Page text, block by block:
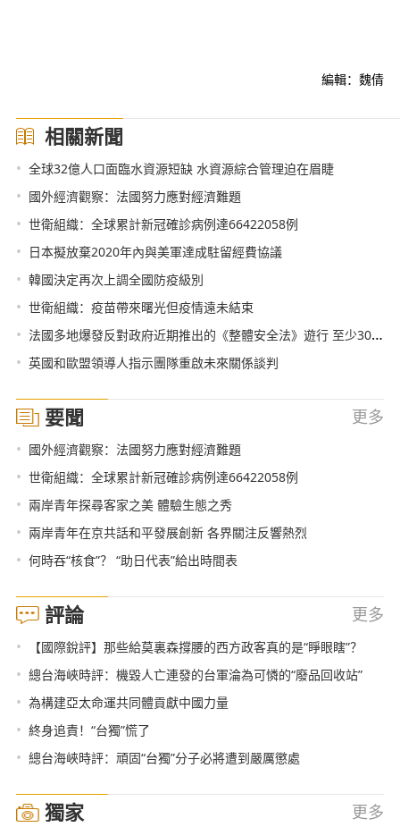
編輯：魏倩
相關新聞
• 全球32億人口面臨水資源短缺 水資源綜合管理迫在眉睫
• 國外經濟觀察：法國努力應對經濟難題
• 世衛組織：全球累計新冠確診病例達66422058例
• 日本擬放棄2020年內與美軍達成駐留經費協議
• 韓國決定再次上調全國防疫級別
• 世衛組織：疫苗帶來曙光但疫情遠未結束
• 法國多地爆發反對政府近期推出的《整體安全法》遊行 至少30名示威者被逮捕
• 英國和歐盟領導人指示團隊重啟未來關係談判
要聞 更多
• 國外經濟觀察：法國努力應對經濟難題
• 世衛組織：全球累計新冠確診病例達66422058例
• 兩岸青年探尋客家之美 體驗生態之秀
• 兩岸青年在京共話和平發展創新 各界關注反響熱烈
• 何時吞“核食”？ “助日代表”給出時間表
評論 更多
• 【國際銳評】那些給莫裏森撐腰的西方政客真的是“睜眼瞎”？
• 總台海峽時評：機毀人亡連發的台軍淪為可憐的“廢品回收站”
• 為構建亞太命運共同體貢獻中國力量
• 終身追責！“台獨”慌了
• 總台海峽時評：頑固“台獨”分子必將遭到嚴厲懲處
獨家 更多